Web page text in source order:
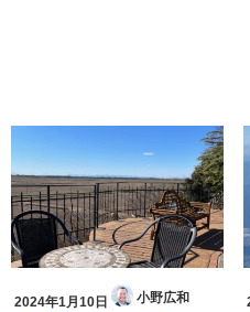
2024年1月10日 小野広和